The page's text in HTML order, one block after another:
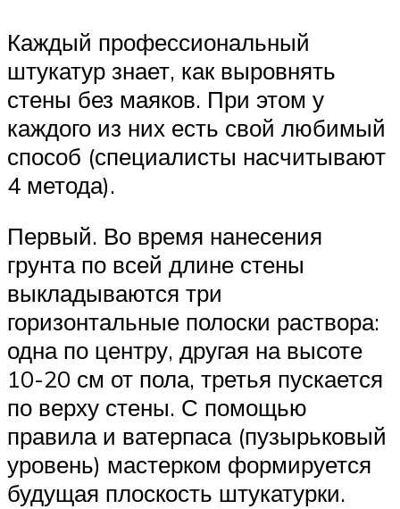
Каждый профессиональный
штукатур знает, как выровнять
стены без маяков. При этом у
каждого из них есть свой любимый
способ (специалисты насчитывают
4 метода).
Первый. Во время нанесения
грунта по всей длине стены
выкладываются три
горизонтальные полоски раствора:
одна по центру, другая на высоте
10-20 см от пола, третья пускается
по верху стены. С помощью
правила и ватерпаса (пузырьковый
уровень) мастерком формируется
будущая плоскость штукатурки.